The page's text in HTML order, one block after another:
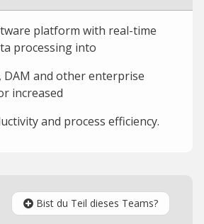
platform with real-time
processing into
DAM and other enterprise
increased
and process efficiency.
Bist du Teil dieses Teams?